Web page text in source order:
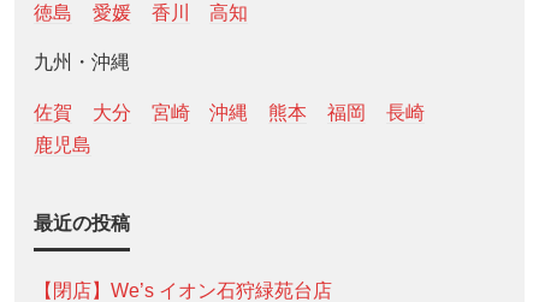
徳島 愛媛 香川 高知
九州・沖縄
佐賀 大分 宮崎 沖縄 熊本 福岡
長崎
鹿児島
最近の投稿
【閉店】We’s イオン石狩緑苑台店